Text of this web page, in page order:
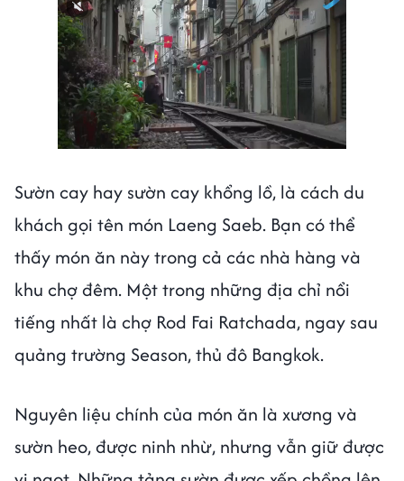
Sườn cay hay sườn cay khổng lồ, là cách du
khách gọi tên món Laeng Saeb. Bạn có thể
thấy món ăn này trong cả các nhà hàng và
khu chợ đêm. Một trong những địa chỉ nổi
tiếng nhất là chợ Rod Fai Ratchada, ngay sau
quảng trường Season, thủ đô Bangkok.
Nguyên liệu chính của món ăn là xương và
sườn heo, được ninh nhừ, nhưng vẫn giữ được